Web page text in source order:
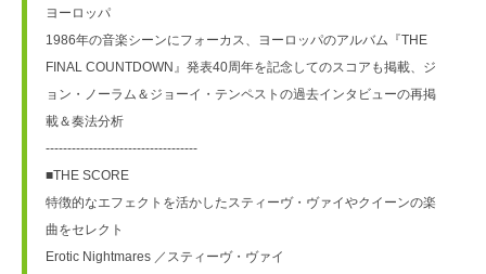
ヨーロッパ
1986年の音楽シーンにフォーカス、ヨーロッパのアルバム『THE
FINAL COUNTDOWN』発表40周年を記念してのスコアも掲載、ジ
ョン・ノーラム＆ジョーイ・テンペストの過去インタビューの再掲
載＆奏法分析
-----------------------------------
■THE SCORE
特徴的なエフェクトを活かしたスティーヴ・ヴァイやクイーンの楽
曲をセレクト
Erotic Nightmares ／スティーヴ・ヴァイ